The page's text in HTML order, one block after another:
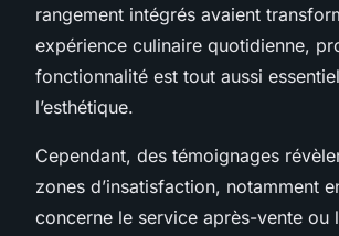
rangement intégrés avaient
expérience culinaire quotidienne,
fonctionnalité est tout aussi
l’esthétique.
Cependant, des témoignages
zones d’insatisfaction, notamment
concerne le service après-vente ou